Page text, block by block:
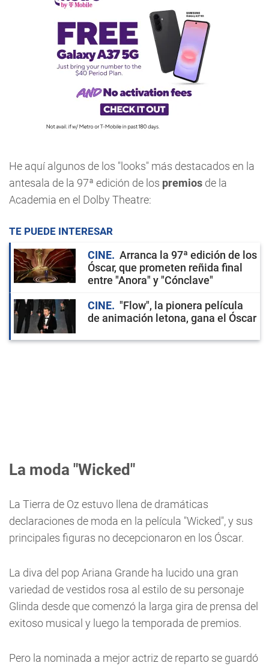
He aquí algunos de los "looks" más destacados en la
antesala de la 97ª edición de los premios de la
Academia en el Dolby Theatre:
TE PUEDE INTERESAR
CINE
Arranca la 97ª edición de los
Óscar, que prometen reñida final
entre "Anora" y "Cónclave"
CINE
"Flow", la pionera película
de animación letona, gana el Óscar
La moda "Wicked"
La Tierra de Oz estuvo llena de dramáticas
declaraciones de moda en la película "Wicked", y sus
principales figuras no decepcionaron en los Óscar.
La diva del pop Ariana Grande ha lucido una gran
variedad de vestidos rosa al estilo de su personaje
Glinda desde que comenzó la larga gira de prensa del
exitoso musical y luego la temporada de premios.
Pero la nominada a mejor actriz de reparto se guardó